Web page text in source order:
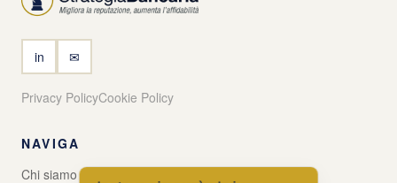
in ✉
Privacy PolicyCookie Policy
NAVIGA
Chi siamo